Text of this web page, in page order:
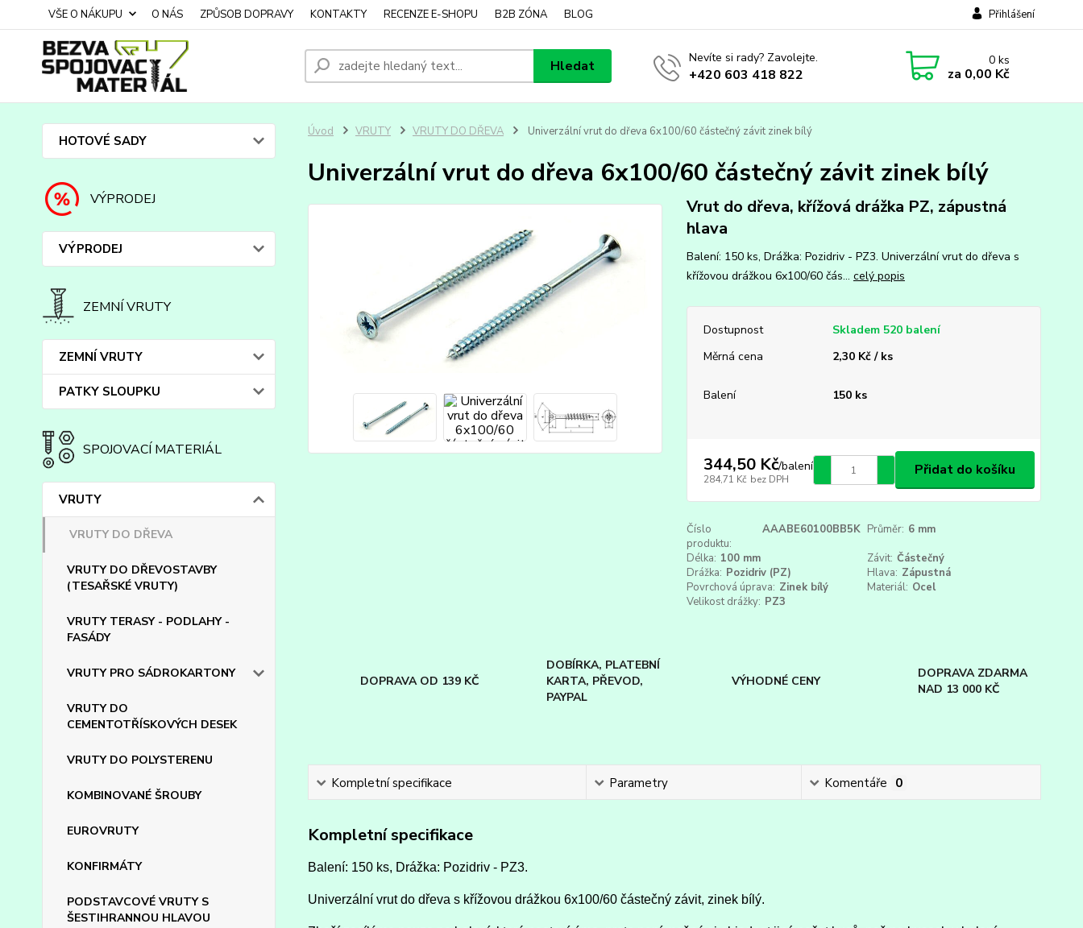
VŠE O NÁKUPU O NÁS ZPŮSOB DOPRAVY KONTAKTY RECENZE E-SHOPU B2B ZÓNA BLOG Přihlášení
Hledat Nevíte si rady? Zavolejte.
+420 603 418 822
0ks
za 0,00 Kč
HOTOVÉ SADY
VÝPRODEJ
VÝPRODEJ
ZEMNÍ VRUTY
ZEMNÍ VRUTY
PATKY SLOUPKU
SPOJOVACÍ MATERIÁL
VRUTY
VRUTY DO DŘEVA
VRUTY DO DŘEVOSTAVBY
(TESAŘSKÉ VRUTY)
VRUTY TERASY - PODLAHY -
FASÁDY
VRUTY PRO SÁDROKARTONY
VRUTY DO
CEMENTOTŘÍSKOVÝCH DESEK
VRUTY DO POLYSTERENU
KOMBINOVANÉ ŠROUBY
EUROVRUTY
KONFIRMÁTY
PODSTAVCOVÉ VRUTY S
ŠESTIHRANNOU HLAVOU
Úvod VRUTY VRUTY DO DŘEVA Univerzální vrut do dřeva 6x100/60 částečný závit zinek bílý
Univerzální vrut do dřeva 6x100/60 částečný závit zinek bílý
Vrut do dřeva, křížová drážka PZ, zápustná
hlava
Balení: 150 ks, Drážka: Pozidriv - PZ3. Univerzální vrut do dřeva s
křížovou drážkou 6x100/60 čás... celý popis
Dostupnost
Skladem 520 balení
Měrná cena
2,30 Kč / ks
Balení 150 ks
344,50 Kč/balení
284,71 Kč bez DPH
Přidat do košíku
Číslo
produktu:
AAABE60100BB5K Průměr: 6 mm
Délka: 100 mm Závit: Částečný
Drážka: Pozidriv (PZ) Hlava: Zápustná
Povrchová úprava: Zinek bílý Materiál: Ocel
Velikost drážky: PZ3
DOPRAVA OD 139 KČ
DOBÍRKA, PLATEBNÍ
KARTA, PŘEVOD,
PAYPAL
VÝHODNÉ CENY
DOPRAVA ZDARMA
NAD 13 000 KČ
Kompletní specifikace Parametry Komentáře 0
Kompletní specifikace
Balení: 150 ks, Drážka: Pozidriv - PZ3.
Univerzální vrut do dřeva s křížovou drážkou 6x100/60 částečný závit, zinek bílý.